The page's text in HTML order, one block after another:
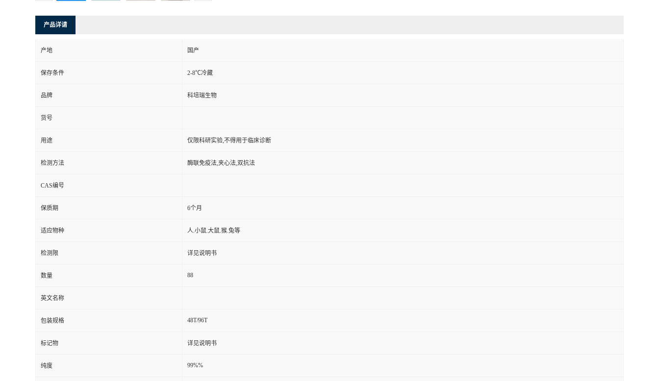
产品详请
产地 国产
保存条件 2-8℃冷藏
品牌 科培瑞生物
货号
用途 仅限科研实验,不得用于临床诊断
检测方法 酶联免疫法,夹心法,双抗法
CAS编号
保质期 6个月
适应物种 人.小鼠.大鼠.猴.兔等
检测限 详见说明书
数量 88
英文名称
包装规格 48T/96T
标记物 详见说明书
纯度 99%%